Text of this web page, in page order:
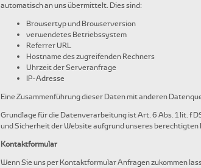
automatisch an uns übermittelt. Dies sind:
Browsertyp und Browserversion
verwendetes Betriebssystem
Referrer URL
Hostname des zugreifenden Rechners
Uhrzeit der Serveranfrage
IP-Adresse
Eine Zusammenführung dieser Daten mit anderen
Grundlage für die Datenverarbeitung ist Art. 6 Abs. 1 lit. f
und Sicherheit der Website aufgrund unseres
Kontaktformular
Wenn Sie uns per Kontaktformular Anfragen zukommen